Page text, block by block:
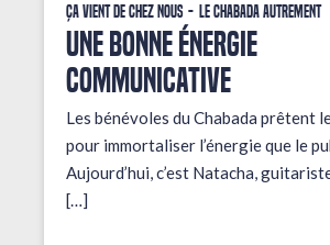
Ça vient de chez nous Le Chabada autrement
une bonne énergie
communicative
Les bénévoles du Chabada prêtent
pour immortaliser l’énergie que le
Aujourd’hui, c’est Natacha,
[…]